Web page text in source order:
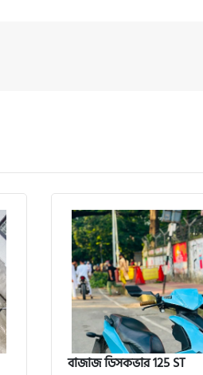
বাজাজ ডিসকভার 125 ST